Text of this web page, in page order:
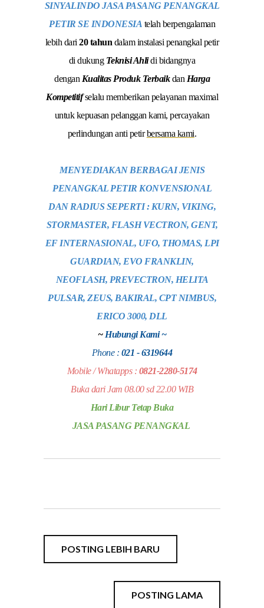
SINYALINDO JASA PASANG PENANGKAL
PETIR SE INDONESIA telah berpengalaman
lebih dari20 tahun dalam instalasi penangkal petir
di dukung Teknisi Ahlidi bidangnya
dengan Kualitas Produk Terbaikdan Harga
Kompetitifselalu memberikan pelayanan maximal
untuk kepuasan pelanggan kami, percayakan
perlindungan anti petirbersama kami.
MENYEDIAKAN BERBAGAI JENIS
PENANGKAL PETIR KONVENSIONAL
DAN RADIUS SEPERTI : KURN, VIKING,
STORMASTER, FLASH VECTRON, GENT,
EF INTERNASIONAL, UFO, THOMAS, LPI
GUARDIAN, EVO FRANKLIN,
NEOFLASH, PREVECTRON, HELITA
PULSAR, ZEUS, BAKIRAL, CPT NIMBUS,
ERICO 3000, DLL
~ Hubungi Kami ~
Phone : 021 - 6319644
Mobile / Whatapps : 0821-2280-5174
Buka dari Jam 08.00 sd 22.00 WIB
Hari Libur Tetap Buka
JASA PASANG PENANGKAL
POSTING LEBIH BARU
POSTING LAMA